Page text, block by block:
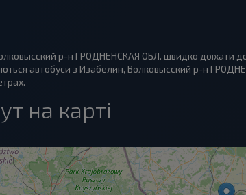
р-н ГРОДНЕНСКАЯ ОБЛ. швидко доїхати
автобуси з Изабелин, Волковысский р-н
на карті